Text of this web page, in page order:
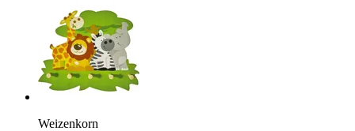
Weizenkorn